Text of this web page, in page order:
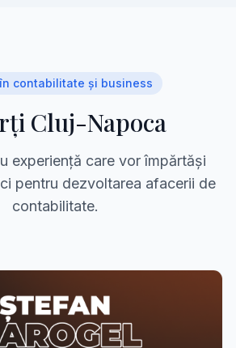
contabilitate și business
Cluj-Napoca
experiență care vor împărtăși
pentru dezvoltarea afacerii de
contabilitate.